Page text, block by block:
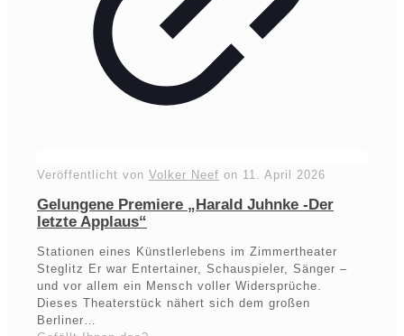
Veröffentlicht von Volker Neef on 11. April 2026
Gelungene Premiere „Harald Juhnke -Der
letzte Applaus“
Stationen eines Künstlerlebens im Zimmertheater
Steglitz Er war Entertainer, Schauspieler, Sänger –
und vor allem ein Mensch voller Widersprüche.
Dieses Theaterstück nähert sich dem großen
Berliner…